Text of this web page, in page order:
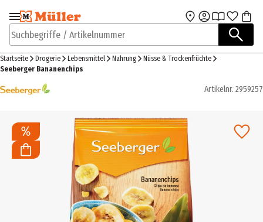
Zur Navigation
springen
Zum Hauptinhalt
Suchbegriffe / Artikelnummer
Startseite Drogerie Lebensmittel Nahrung
Nüsse & Trockenfrüchte
Seeberger Bananenchips
Artikelnr. 2959257